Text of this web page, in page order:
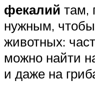
фекалий там,
нужным, чтобы
животных:
можно найти
и даже на